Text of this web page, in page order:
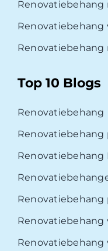
Renovatiebehang
Renovatiebehang
Top 10 Blogs
Renovatiebehang
Renovatiebehang
Renovatiebehang
Renovatiebehang
Renovatiebehang
Renovatiebehang